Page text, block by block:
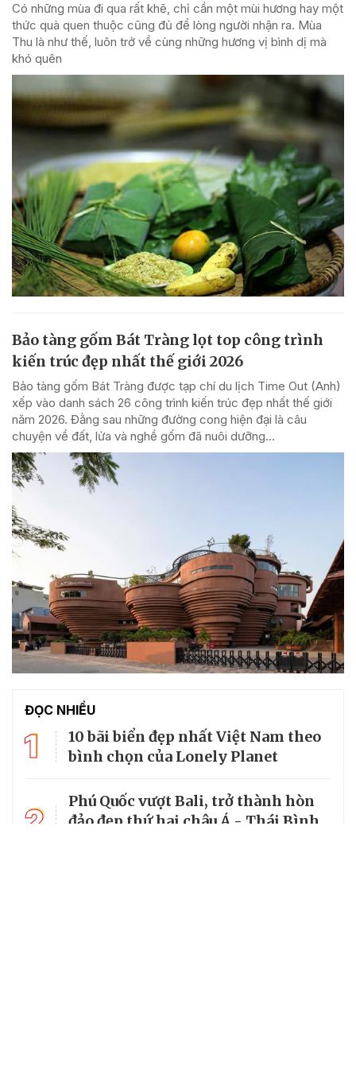
Có những mùa đi qua rất khẽ, chỉ cần một mùi hương hay một
thức quà quen thuộc cũng đủ để lòng người nhận ra. Mùa
Thu là như thế, luôn trở về cùng những hương vị bình dị mà
khó quên
Bảo tàng gốm Bát Tràng lọt top công trình
kiến trúc đẹp nhất thế giới 2026
Bảo tàng gốm Bát Tràng được tạp chí du lịch Time Out (Anh)
xếp vào danh sách 26 công trình kiến trúc đẹp nhất thế giới
năm 2026. Đằng sau những đường cong hiện đại là câu
chuyện về đất, lửa và nghề gốm đã nuôi dưỡng...
ĐỌC NHIỀU
1
10 bãi biển đẹp nhất Việt Nam theo
bình chọn của Lonely Planet
2
Phú Quốc vượt Bali, trở thành hòn
đảo đẹp thứ hai châu Á - Thái Bình